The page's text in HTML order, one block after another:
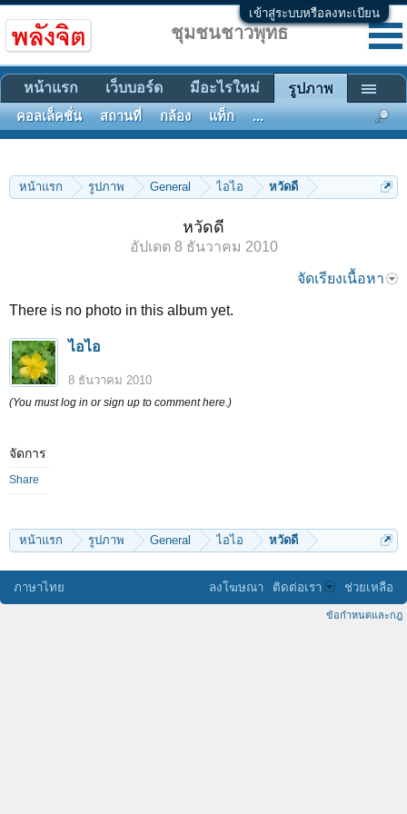
เข้าสู่ระบบหรือลงทะเบียน
หน้าแรก รูปภาพ General ไอไอ หวัดดี
หวัดดี
อัปเดต 8 ธันวาคม 2010
จัดเรียงเนื้อหา
There is no photo in this album yet.
ไอไอ
8 ธันวาคม 2010
(You must log in or sign up to comment here.)
จัดการ
Share
หน้าแรก รูปภาพ General ไอไอ หวัดดี
ชุมชนชาวพุทธ
หน้าแรก เว็บบอร์ด มีอะไรใหม่ รูปภาพ
คอลเล็คชั่น สถานที่ กล้อง แท็ก ...
ภาษาไทย ลงโฆษณา ติดต่อเรา ช่วยเหลือ
ข้อกำหนดและกฎ